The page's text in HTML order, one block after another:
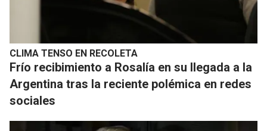
CLIMA TENSO EN RECOLETA
Frío recibimiento a Rosalía en su llegada a la
Argentina tras la reciente polémica en redes
sociales